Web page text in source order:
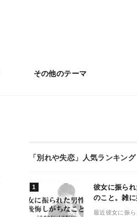
その他のテーマ
「別れや失恋」人気ランキング
彼女に振ら
のこと。雑
最近彼女に振